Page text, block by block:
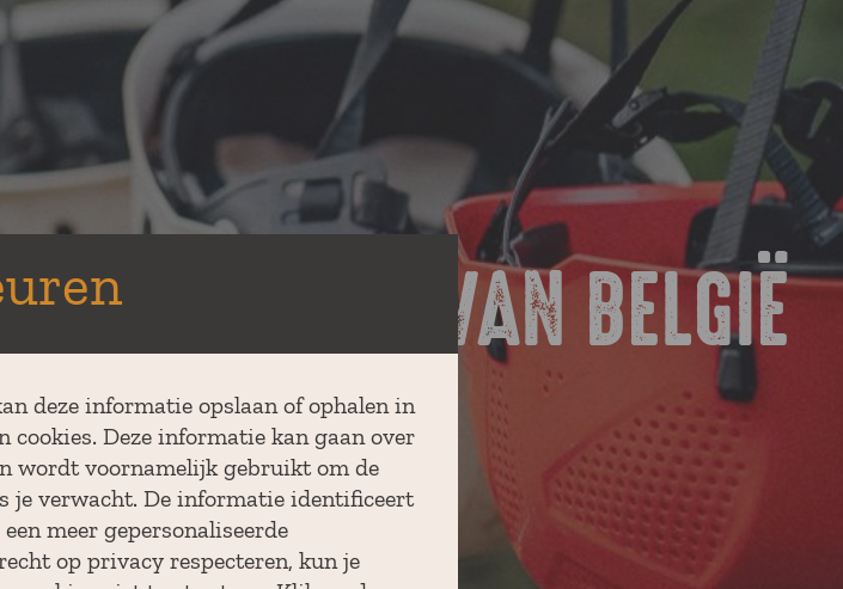
UITHOEK VAN BELGIË
deze informatie opslaan of ophalen in
cookies. Deze informatie kan gaan over
wordt voornamelijk gebruikt om de
je verwacht. De informatie identificeert
meer gepersonaliseerde
op privacy respecteren, kun je